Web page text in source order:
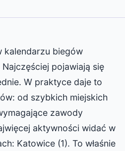
kalendarzu biegów
pojawiają się
W praktyce daje to
od szybkich miejskich
zawody
aktywności widać w
Katowice (1). To właśnie